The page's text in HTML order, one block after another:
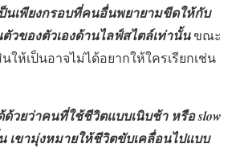
นเพียงกรอบที่คนอื่นพยายามขีดให้กับ
ของตัวเองด้านไลฟ์สไตล์เท่านั้นขณะ
ห้เป็นอาจไม่ได้อยากให้ใครเรียกเช่น
วยว่าคนที่ใช้ชีวิตแบบเนิบช้า หรือ slow
เขามุ่งหมายให้ชีวิตขับเคลื่อนไปแบบ